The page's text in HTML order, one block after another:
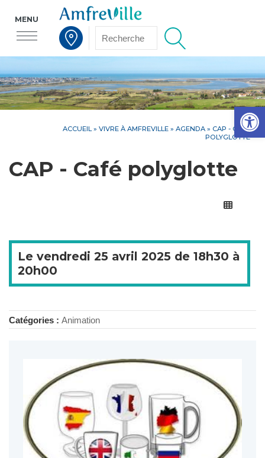
Voir la carte interactive
MENU
ACCUEIL » VIVRE À AMFREVILLE » AGENDA » CAP - CAFÉ
POLYGLOTTE
CAP - Café polyglotte
Le vendredi 25 avril 2025 de 18h30 à
20h00
Catégories : Animation